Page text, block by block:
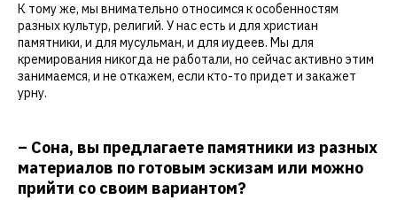
К тому же, мы внимательно относимся к особенностям
разных культур, религий. У нас есть и для христиан
памятники, и для мусульман, и для иудеев. Мы для
кремирования никогда не работали, но сейчас активно этим
занимаемся, и не откажем, если кто-то придет и закажет
урну.
– Сона, вы предлагаете памятники из разных
материалов по готовым эскизам или можно
прийти со своим вариантом?